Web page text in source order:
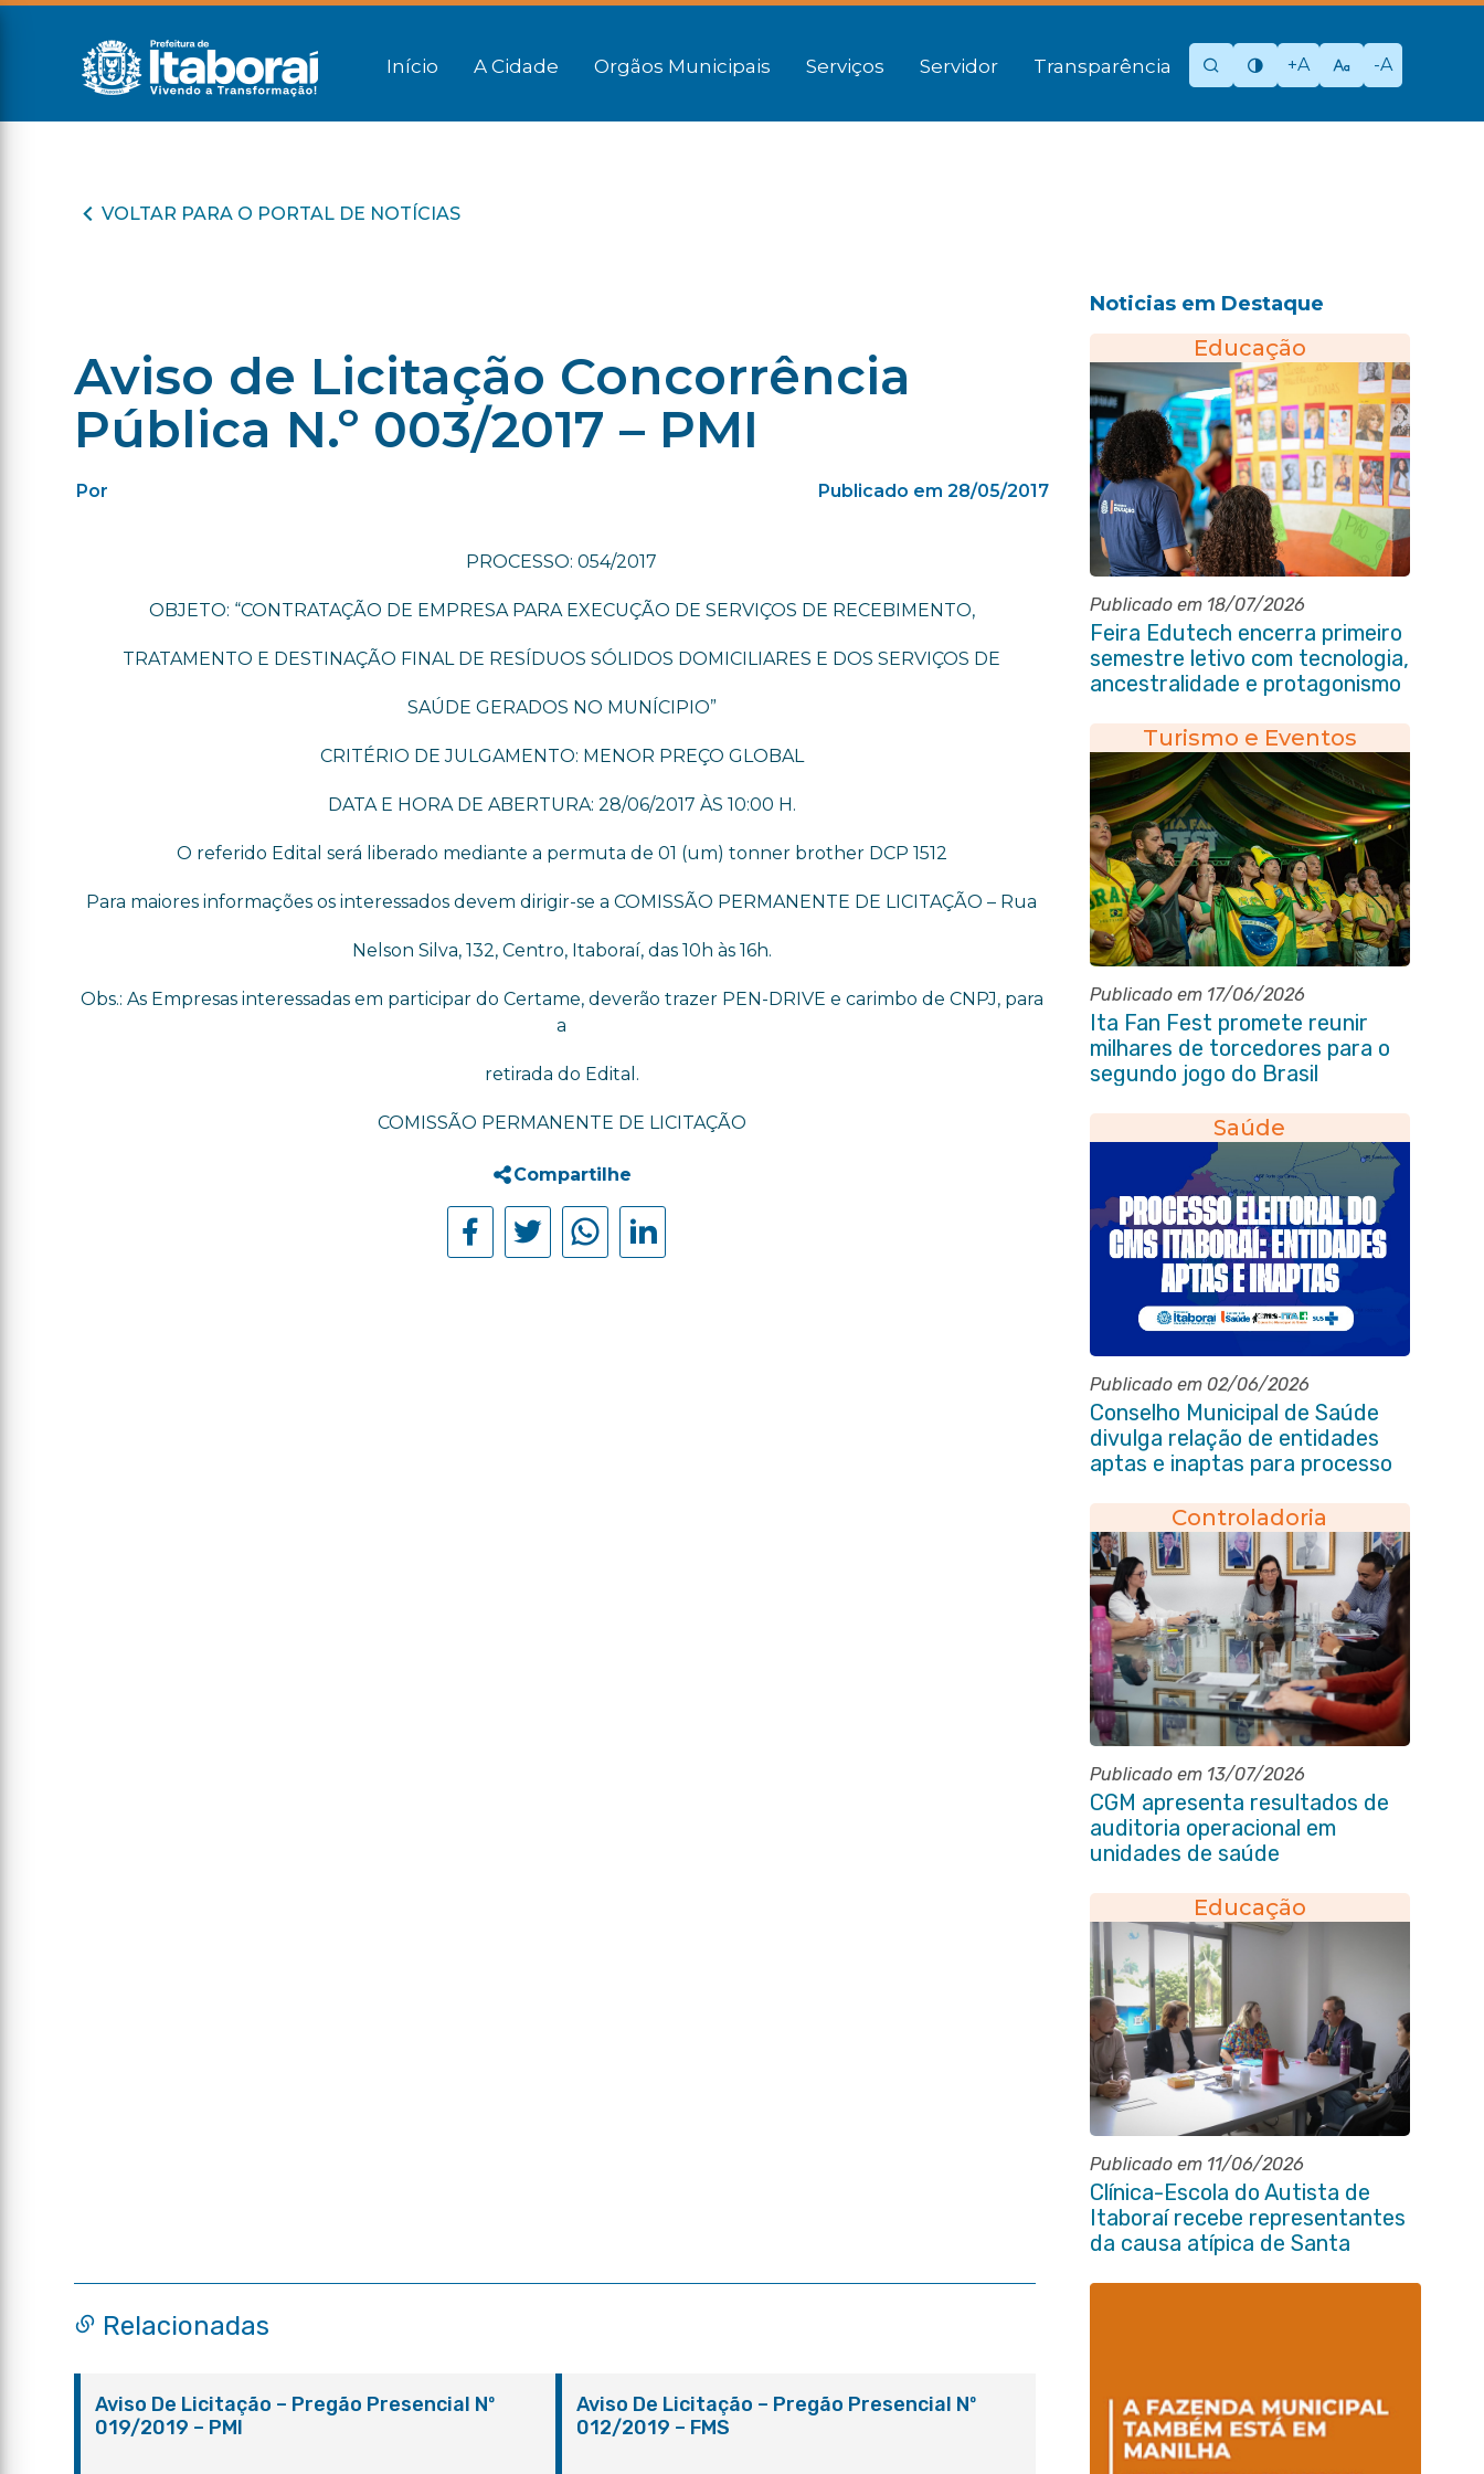
Início A Cidade Orgãos Municipais Serviços Servidor Transparência +A -A
VOLTAR PARA O PORTAL DE NOTÍCIAS
Aviso de Licitação Concorrência
Pública N.º 003/2017 – PMI
Por Publicado em 28/05/2017
PROCESSO: 054/2017
OBJETO: “CONTRATAÇÃO DE EMPRESA PARA EXECUÇÃO DE SERVIÇOS DE RECEBIMENTO,
TRATAMENTO E DESTINAÇÃO FINAL DE RESÍDUOS SÓLIDOS DOMICILIARES E DOS SERVIÇOS DE
SAÚDE GERADOS NO MUNÍCIPIO”
CRITÉRIO DE JULGAMENTO: MENOR PREÇO GLOBAL
DATA E HORA DE ABERTURA: 28/06/2017 ÀS 10:00 H.
O referido Edital será liberado mediante a permuta de 01 (um) tonner brother DCP 1512
Para maiores informações os interessados devem dirigir-se a COMISSÃO PERMANENTE DE LICITAÇÃO – Rua
Nelson Silva, 132, Centro, Itaboraí, das 10h às 16h.
Obs.: As Empresas interessadas em participar do Certame, deverão trazer PEN-DRIVE e carimbo de CNPJ, para
a
retirada do Edital.
COMISSÃO PERMANENTE DE LICITAÇÃO
Compartilhe
Noticias em Destaque
Educação
Publicado em 18/07/2026
Feira Edutech encerra primeiro
semestre letivo com tecnologia,
ancestralidade e protagonismo
Turismo e Eventos
Publicado em 17/06/2026
Ita Fan Fest promete reunir
milhares de torcedores para o
segundo jogo do Brasil
Saúde
Publicado em 02/06/2026
Conselho Municipal de Saúde
divulga relação de entidades
aptas e inaptas para processo
2030
Controladoria
Publicado em 13/07/2026
CGM apresenta resultados de
auditoria operacional em
unidades de saúde
Educação
Publicado em 11/06/2026
Clínica-Escola do Autista de
Itaboraí recebe representantes
da causa atípica de Santa
Relacionadas
Aviso De Licitação – Pregão Presencial Nº
019/2019 – PMI
Aviso De Licitação – Pregão Presencial Nº
012/2019 – FMS